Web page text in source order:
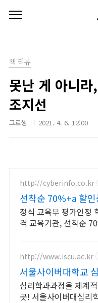
책 리뷰
못난 게 아니
조지선
그로씽 2021. 4. 6. 12:00
http://cyberinfo.co.kr
선착순 70%+a 할
지 상담가능!
정식 교육부 평가인정
격 교육기관, 선착순
http://www.iscu.ac.kr
서울사이버대학교
2026 가을학기 신편
심리학과과정을 체계
곳! 서울사이버대심리